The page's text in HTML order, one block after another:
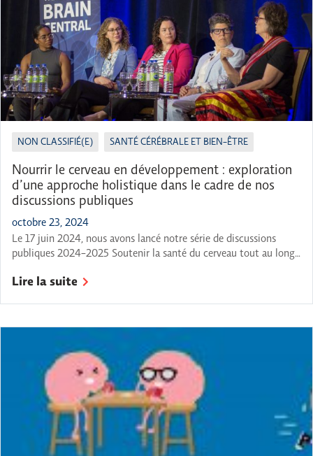
NON CLASSIFIÉ(E) SANTÉ CÉRÉBRALE ET BIEN-ÊTRE
Nourrir le cerveau en développement : exploration
d’une approche holistique dans le cadre de nos
discussions publiques
octobre 23, 2024
Le 17 juin 2024, nous avons lancé notre série de discussions
publiques 2024-2025 Soutenir la santé du cerveau tout au long
développement ». L’événement s’est ouvert sur une cérémonie de
Lire la suite